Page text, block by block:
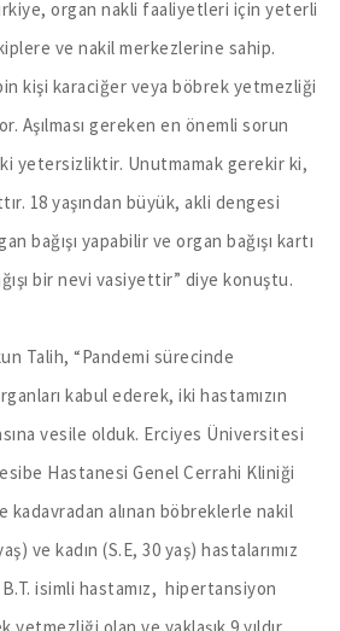
organ nakli faaliyetleri için yeterli
ve nakil merkezlerine sahip.
kişi karaciğer veya böbrek yetmezliği
Aşılması gereken en önemli sorun
yetersizliktir. Unutmamak gerekir ki,
18 yaşından büyük, akli dengesi
bağışı yapabilir ve organ bağışı kartı
bir nevi vasiyettir” diye konuştu.
Talih, “Pandemi sürecinde
kabul ederek, iki hastamızın
vesile olduk. Erciyes Üniversitesi
Hastanesi Genel Cerrahi Kliniği
kadavradan alınan böbreklerle nakil
ve kadın (S.E, 30 yaş) hastalarımız
B.T. isimli hastamız, hipertansiyon